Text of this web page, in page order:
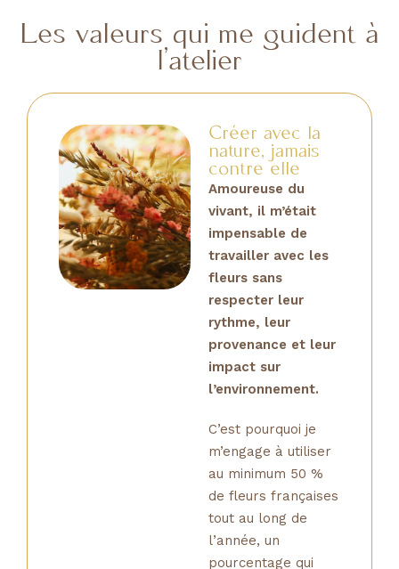
Les valeurs qui me guident à
l’atelier
Créer avec la
nature, jamais
contre elle
Amoureuse du
vivant, il m’était
impensable de
travailler avec les
fleurs sans
respecter leur
rythme, leur
provenance et leur
impact sur
l’environnement.
C’est pourquoi je
m’engage à utiliser
au minimum 50 %
de fleurs françaises
tout au long de
l’année, un
pourcentage qui